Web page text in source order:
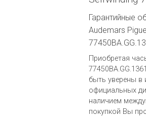
Гарантийные
Audemars
Приобретая
быть уверены в
официальных
наличием
покупкой Вы